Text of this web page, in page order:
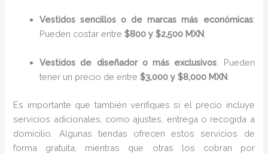
Vestidos sencillos o de marcas más económicas:
Pueden costar entre$800 y $2,500 MXN
Vestidos de diseñador o más exclusivos: Pueden
tener un precio de entre$3,000 y $8,000 MXN
Es importante que también verifiques si el precio incluye
servicios adicionales, como ajustes, entrega o recogida a
domicilio. Algunas tiendas ofrecen estos servicios de
forma gratuita, mientras que otras los cobran por